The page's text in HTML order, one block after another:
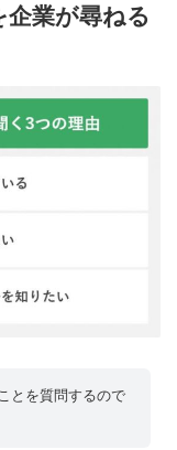
企業が尋ねる
とを質問するので